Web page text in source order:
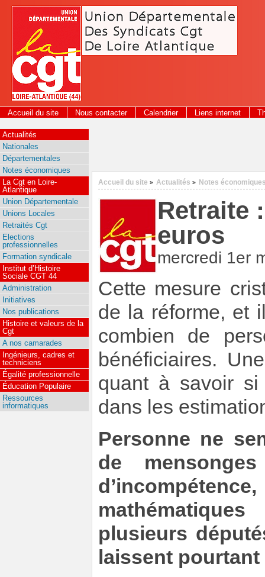
Panneau de gestion des cookies
Accueil du site Nous contacter Calendrier Liens internet
2026
Accueil du site > Actualités > Notes
Retraite
euros
mercredi 1er
Cette mesure
de la réforme, et
combien de
bénéficiaires.
quant à savoir
dans les
Personne ne
de
plusieurs
laissent
Actualités
Nationales
Départementales
Notes économiques
La Cgt en Loire-
Atlantique
Union Départementale
Unions Locales
Retraités Cgt
Elections
professionnelles
Formation syndicale
Institut d’Histoire
Sociale CGT 44
Administration
Initiatives
Nos publications
Histoire et valeurs de la
Cgt
A nos camarades
Ingénieurs, cadres et
techniciens
Égalité professionnelle
Éducation Populaire
Ressources
informatiques